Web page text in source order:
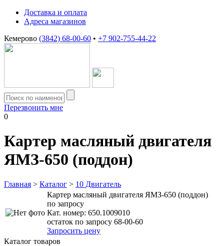
Доставка и оплата
Адреса магазинов
Кемерово (3842) 68-00-60 • +7 902-755-44-22
Перезвонить мне
0
Картер масляный двигателя
ЯМЗ-650 (поддон)
Главная > Каталог > 10 Двигатель
Картер масляный двигателя ЯМЗ-650 (поддон)
по запросу
Кат. номер: 650.1009010
остаток по запросу 68-00-60
Запросить цену
Каталог товаров